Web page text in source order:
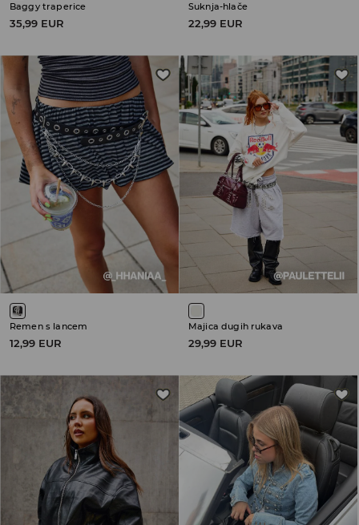
Baggy traperice
35,99 EUR
Suknja-hlače
22,99 EUR
Remen s lancem
12,99 EUR
Majica dugih rukava
29,99 EUR